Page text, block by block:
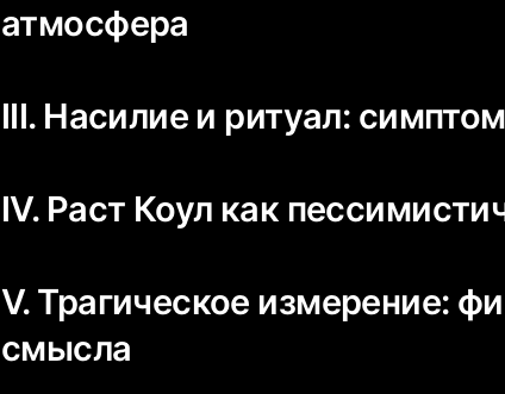
атмосфера
III. Насилие и ритуал:
IV. Раст Коул как
V. Трагическое измерение:
смысла